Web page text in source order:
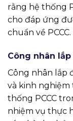
rằng hệ thống
cho đáp ứng
chuẩn về PCCC.
Công nhân lắp
Công nhân lắp
và kinh nghiệm
thống PCCC
nhiệm vụ thực